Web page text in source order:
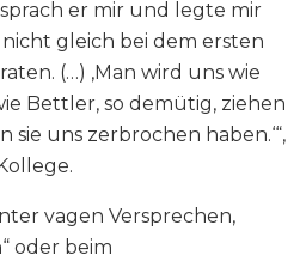
er mir und legte mir
gleich bei dem ersten
(…) ‚Man wird uns wie
Bettler, so demütig, ziehen
sie uns zerbrochen haben.‘“,
vagen Versprechen,
oder beim